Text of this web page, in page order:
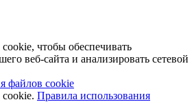
чтобы обеспечивать
веб-сайта и анализировать сетевой
файлов cookie
Правила использования